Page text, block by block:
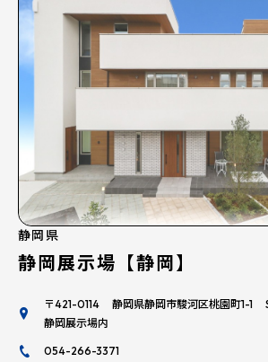
静岡県
静岡展示場【静岡】
〒421-0114 静岡県静岡市駿河区桃園町1-1
静岡展示場内
054-266-3371